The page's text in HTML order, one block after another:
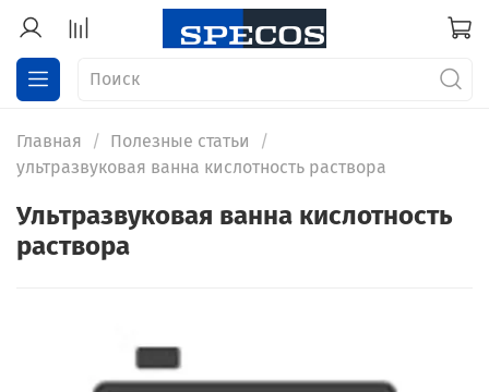
Главная
Полезные статьи
ультразвуковая ванна кислотность раствора
ультразвуковая ванна кислотность
раствора